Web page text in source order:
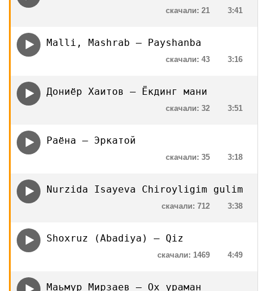
3:41
скачали: 21
Malli, Mashrab — Payshanba
3:16
скачали: 43
Дониёр Хаитов — Ёкдинг мани
3:51
скачали: 32
Раёна — Эркатой
3:18
скачали: 35
Nurzida Isayeva Chiroyligim gulim
3:38
скачали: 712
Shoxruz (Abadiya) — Qiz
4:49
скачали: 1469
Маьмур Мирзаев — Ох ураман